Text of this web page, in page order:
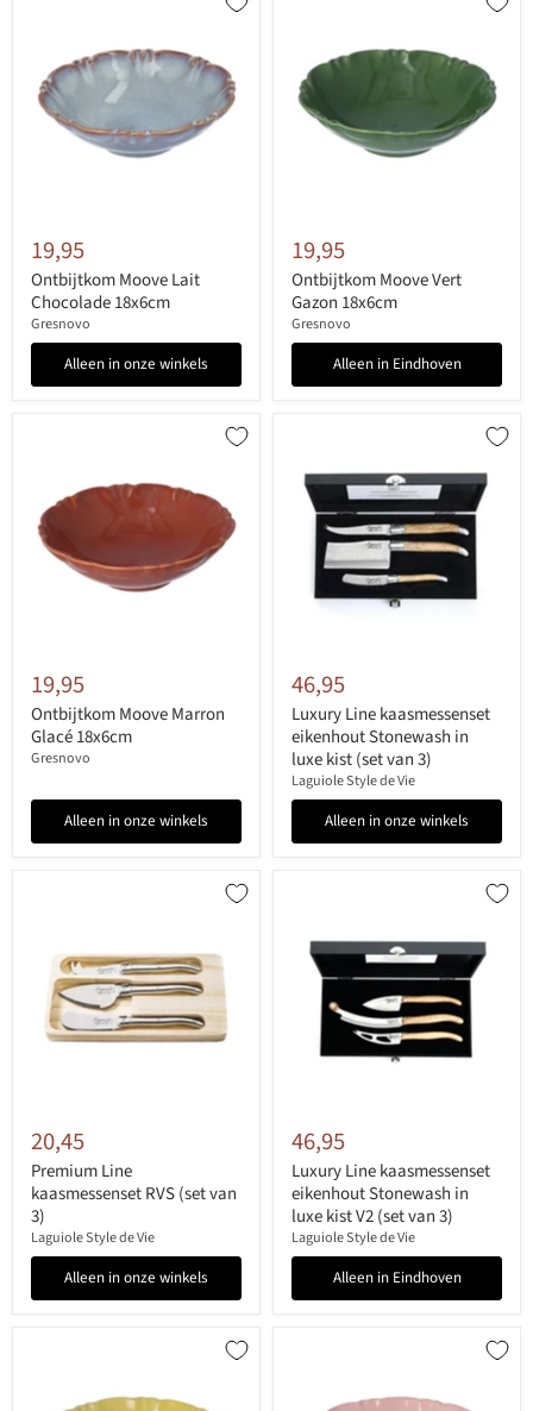
19,95
Ontbijtkom Moove Lait
Chocolade 18x6cm
Gresnovo
Alleen in onze winkels
19,95
Ontbijtkom Moove Vert
Gazon 18x6cm
Gresnovo
Alleen in Eindhoven
19,95
Ontbijtkom Moove Marron
Glacé 18x6cm
Gresnovo
Alleen in onze winkels
46,95
Luxury Line kaasmessenset
eikenhout Stonewash in
luxe kist (set van 3)
Laguiole Style de Vie
Alleen in onze winkels
20,45
Premium Line
kaasmessenset RVS (set van
3)
Laguiole Style de Vie
Alleen in onze winkels
46,95
Luxury Line kaasmessenset
eikenhout Stonewash in
luxe kist V2 (set van 3)
Laguiole Style de Vie
Alleen in Eindhoven